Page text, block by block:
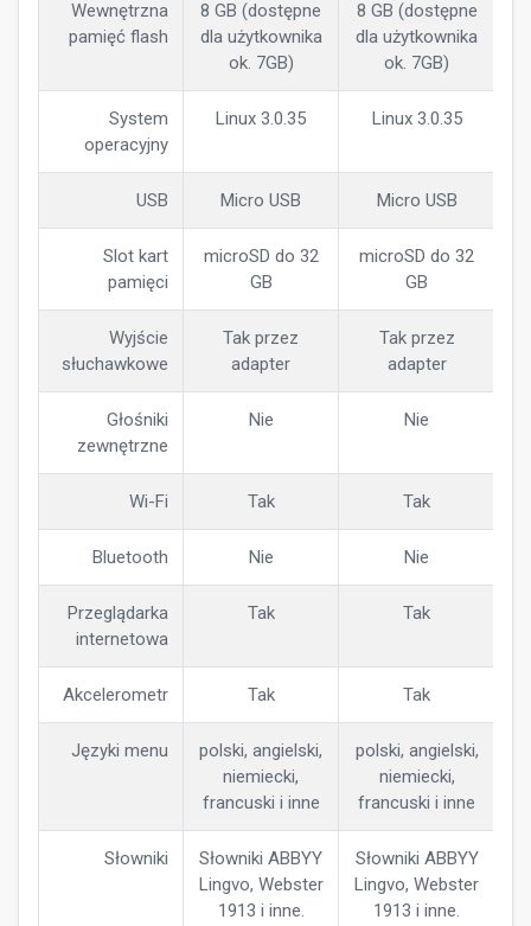
Wewnętrzna
pamięć flash
8 GB (dostępne
dla użytkownika
ok. 7GB)
8 GB (dostępne
dla użytkownika
ok. 7GB)
System
operacyjny
Linux 3.0.35 Linux 3.0.35
USB Micro USB Micro USB
Slot kart
pamięci
microSD do 32
GB
microSD do 32
GB
Wyjście
słuchawkowe
Tak przez
adapter
Tak przez
adapter
Głośniki
zewnętrzne
Nie Nie
Wi-Fi Tak Tak
Bluetooth Nie Nie
Przeglądarka
internetowa
Tak Tak
Akcelerometr Tak Tak
Języki menu
polski, angielski,
niemiecki,
francuski i inne
polski, angielski,
niemiecki,
francuski i inne
Słowniki
Słowniki ABBYY
Lingvo, Webster
1913 i inne.
Słowniki ABBYY
Lingvo, Webster
1913 i inne.